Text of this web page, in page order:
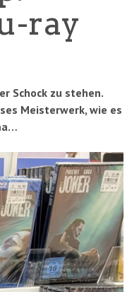
ray
Schock zu stehen.
Meisterwerk, wie es